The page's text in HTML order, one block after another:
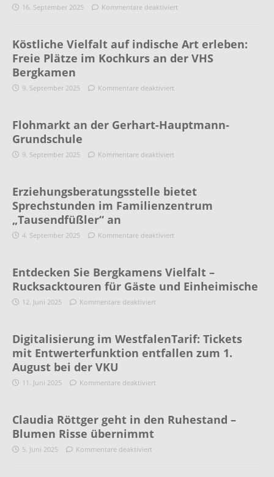
16. September 2025 Kommentare deaktiviert
Köstliche Vielfalt auf indische Art erleben:
Freie Plätze im Kochkurs an der VHS
Bergkamen
9. September 2025 Kommentare deaktiviert
Flohmarkt an der Gerhart-Hauptmann-
Grundschule
9. September 2025 Kommentare deaktiviert
Erziehungsberatungsstelle bietet
Sprechstunden im Familienzentrum
„Tausendfüßler“ an
4. September 2025 Kommentare deaktiviert
Entdecken Sie Bergkamens Vielfalt –
Rucksacktouren für Gäste und Einheimische
12. Juni 2025 Kommentare deaktiviert
Digitalisierung im WestfalenTarif: Tickets
mit Entwerterfunktion entfallen zum 1.
August bei der VKU
11. Juni 2025 Kommentare deaktiviert
Claudia Röttger geht in den Ruhestand –
Blumen Risse übernimmt
5. Juni 2025 Kommentare deaktiviert